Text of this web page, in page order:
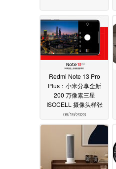
Redmi Note 13 Pro
Plus：小米分享全新
200 万像素三星
ISOCELL 摄像头样张
09/19/2023